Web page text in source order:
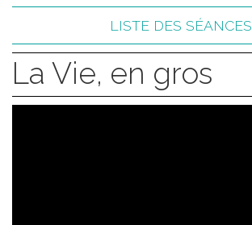
LISTE DES SÉANCES
La Vie, en gros